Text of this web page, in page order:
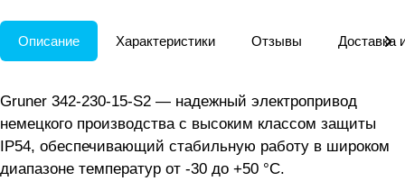
Описание Характеристики Отзывы Доставка
Gruner 342-230-15-S2 — надежный электропривод
немецкого производства с высоким классом защиты
IP54, обеспечивающий стабильную работу в широком
диапазоне температур от -30 до +50 °C.